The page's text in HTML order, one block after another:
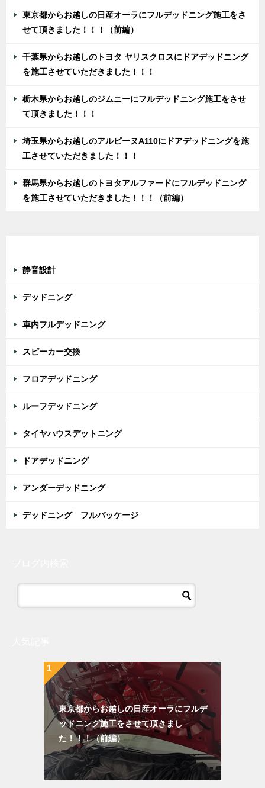
東京都からお越しの日産オーラにフルデッドニング施工をさ
せて頂きました！！！（前編）
千葉県からお越しのトヨタ ヤリスクロスにドアデッドニング
を施工させていただきました！！！
栃木県からお越しのジムニーにフルデッドニング施工をさせ
て頂きました！！！
埼玉県からお越しのアルピーヌA110にドアデッドニングを施
工させていただきました！！！
群馬県からお越しのトヨタアルファードにフルデッドニング
を施工させていただきました！！！（前編）
静音設計
デッドニング
車内フルデッドニング
スピーカー交換
フロアデッドニング
ルーフデッドニング
タイヤハウスデットニング
ドアデッドニング
アンダーデッドニング
デッドニング フルパッケージ
東京都からお越しの日産オーラにフルデ
ッドニング施工をさせて頂きまし
た！！！（前編）